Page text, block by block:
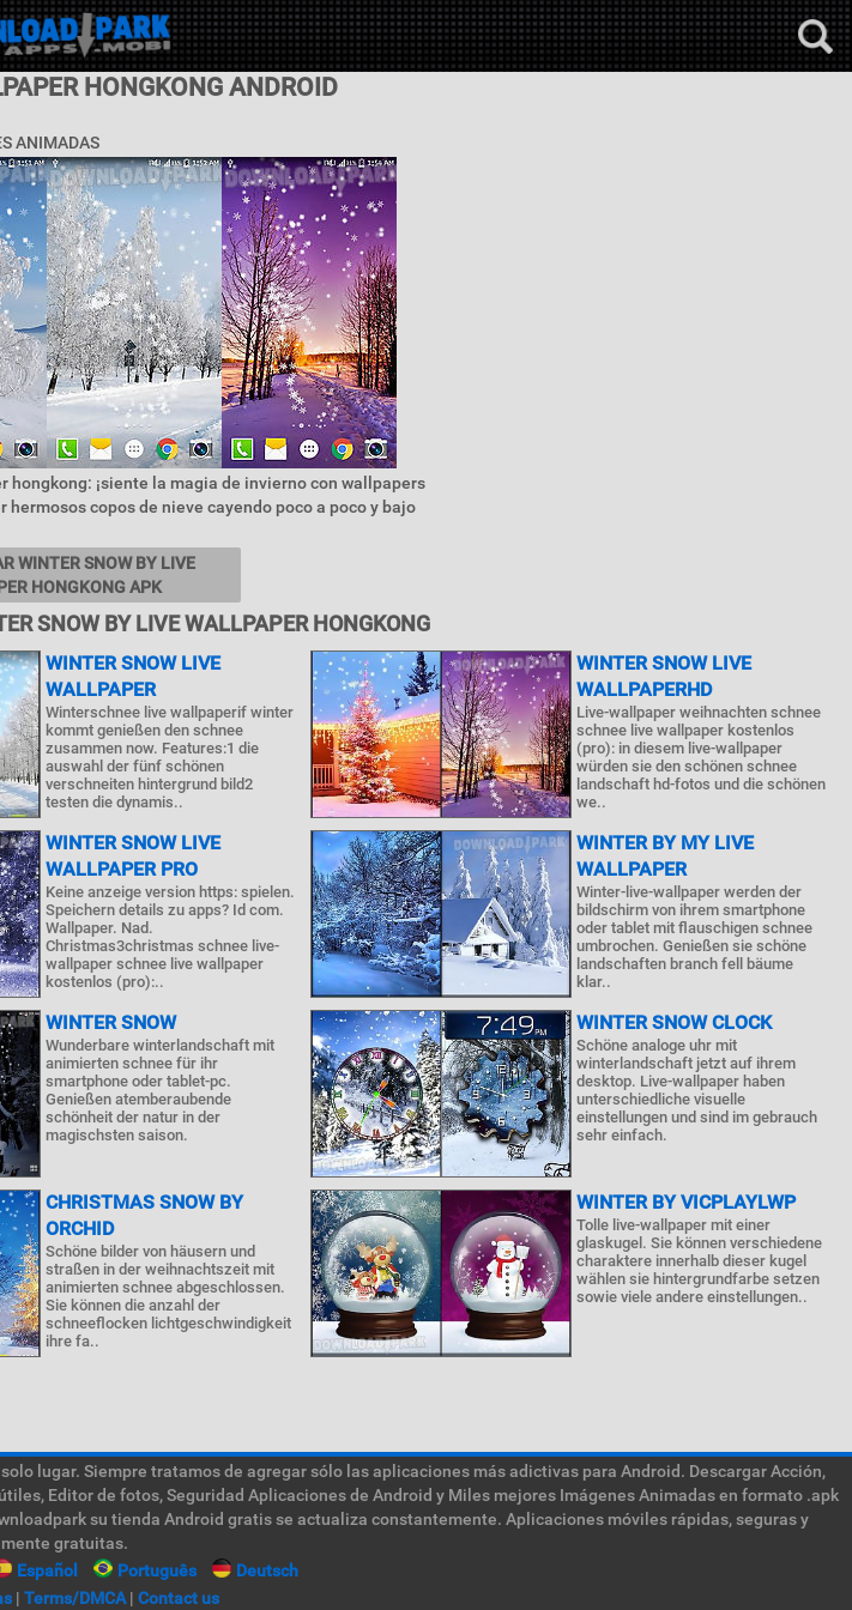
HONGKONG ANDROID
ANIMADAS
hongkong: ¡siente la magia de invierno con wallpapers
copos de nieve cayendo poco a poco y bajo
WINTER SNOW BY LIVE
HONGKONG APK
SNOW BY LIVE WALLPAPER HONGKONG
WINTER SNOW LIVE
WALLPAPER
Winterschnee live wallpaperif winter
kommt genießen den schnee
zusammen now. Features:1 die
auswahl der fünf schönen
verschneiten hintergrund bild2
testen die dynamis..
WINTER SNOW LIVE
WALLPAPERHD
Live-wallpaper weihnachten schnee
schnee live wallpaper kostenlos
(pro): in diesem live-wallpaper
würden sie den schönen schnee
landschaft hd-fotos und die schönen
we..
WINTER SNOW LIVE
WALLPAPER PRO
Keine anzeige version https: spielen.
Speichern details zu apps? Id com.
Wallpaper. Nad.
Christmas3christmas schnee live-
wallpaper schnee live wallpaper
kostenlos (pro):..
WINTER BY MY LIVE
WALLPAPER
Winter-live-wallpaper werden der
bildschirm von ihrem smartphone
oder tablet mit flauschigen schnee
umbrochen. Genießen sie schöne
landschaften branch fell bäume
klar..
WINTER SNOW
Wunderbare winterlandschaft mit
animierten schnee für ihr
smartphone oder tablet-pc.
Genießen atemberaubende
schönheit der natur in der
magischsten saison.
WINTER SNOW CLOCK
Schöne analoge uhr mit
winterlandschaft jetzt auf ihrem
desktop. Live-wallpaper haben
unterschiedliche visuelle
einstellungen und sind im gebrauch
sehr einfach.
CHRISTMAS SNOW BY
ORCHID
Schöne bilder von häusern und
straßen in der weihnachtszeit mit
animierten schnee abgeschlossen.
Sie können die anzahl der
schneeflocken lichtgeschwindigkeit
ihre fa..
WINTER BY VICPLAYLWP
Tolle live-wallpaper mit einer
glaskugel. Sie können verschiedene
charaktere innerhalb dieser kugel
wählen sie hintergrundfarbe setzen
sowie viele andere einstellungen..
lugar. Siempre tratamos de agregar sólo las aplicaciones más adictivas para Android. Descargar Acción,
Editor de fotos, Seguridad Aplicaciones de Android y Miles mejores Imágenes Animadas en formato .apk
su tienda Android gratis se actualiza constantemente. Aplicaciones móviles rápidas, seguras y
gratuitas.
Español Português
Deutsch
| Terms/DMCA| Contact us